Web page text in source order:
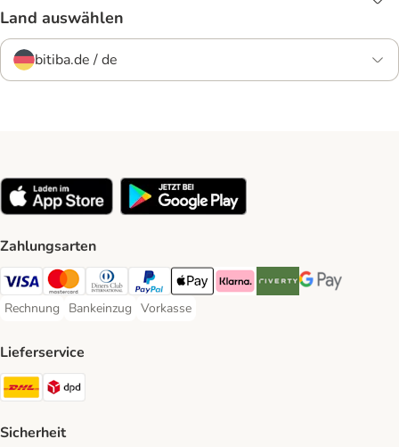
Land auswählen
bitiba.de / de
Zahlungsarten
Visa Payment Method
Mastercard Payment Method
Diners Club Payment Method
PayPal Payment Method
Apple Pay Payment Method
Klarna Payment Method
Riverty Payment Method
Google Pay
Rechnung
Rechnung Payment Method
Bankeinzug
Bankeinzug Payment Method
Vorkasse
Vorkasse Payment Method
Lieferservice
DHL Shipping Method
Sicherheit